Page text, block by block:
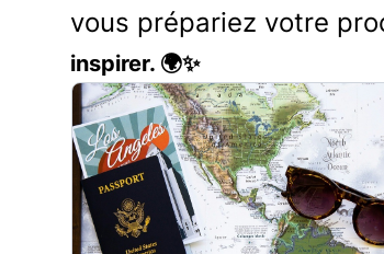
vous prépariez votre
inspirer. 🌍✨